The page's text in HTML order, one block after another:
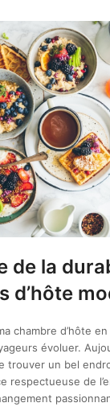
de la
d’hôte
chambre d’hôte en
évoluer.
trouver un bel
respectueuse de